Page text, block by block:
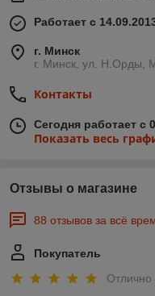
Работает с
г. Минск
г. Минск, ул. Н.Орды,
Контакты
Сегодня работает с
Показать весь
Отзывы о магазине
88 отзывов за всё
Покупатель
Отлично